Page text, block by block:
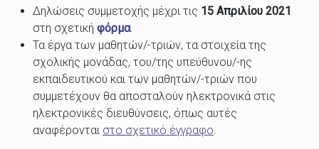
Δηλώσεις συμμετοχής μέχρι τις 15 Απριλίου 2021
στη σχετική φόρμα.
Τα έργα των μαθητών/-τριών, τα στοιχεία της
σχολικής μονάδας, του/της υπεύθυνου/-ης
εκπαιδευτικού και των μαθητών/-τριών που
συμμετέχουν θα αποσταλούν ηλεκτρονικά στις
ηλεκτρονικές διευθύνσεις, όπως αυτές
αναφέρονται στο σχετικό έγγραφο.